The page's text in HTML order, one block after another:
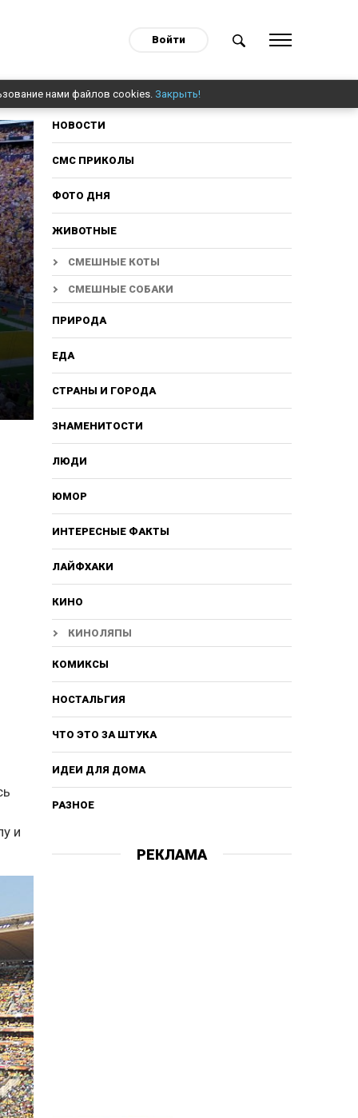
Войти
нами файлов cookies. Закрыть!
и
НОВОСТИ
СМС ПРИКОЛЫ
ФОТО ДНЯ
ЖИВОТНЫЕ
СМЕШНЫЕ КОТЫ
СМЕШНЫЕ СОБАКИ
ПРИРОДА
ЕДА
СТРАНЫ И ГОРОДА
ЗНАМЕНИТОСТИ
ЛЮДИ
ЮМОР
ИНТЕРЕСНЫЕ ФАКТЫ
ЛАЙФХАКИ
КИНО
КИНОЛЯПЫ
КОМИКСЫ
НОСТАЛЬГИЯ
ЧТО ЭТО ЗА ШТУКА
ИДЕИ ДЛЯ ДОМА
РАЗНОЕ
РЕКЛАМА